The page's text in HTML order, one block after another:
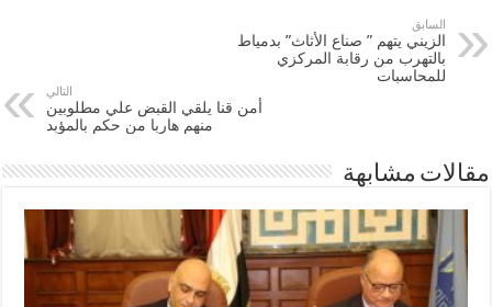
السابق
الزيني يتهم ” صناع الأثاث” بدمياط
بالتهرب من رقابة المركزي
للمحاسبات
التالي
أمن قنا يلقي القبض علي مطلوبين
منهم هاربا من حكم بالمؤبد
مقالات مشابهة